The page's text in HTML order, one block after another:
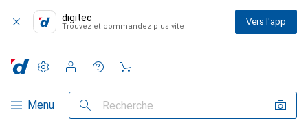
digitec
Trouvez et commandez plus vite Vers l'app
Navigation par catégorie
Menu Recherche
Paramètres
Compte client
Listes de comparaison
Listes d'envies
Panier